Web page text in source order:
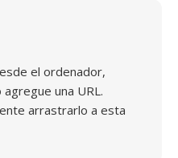
el ordenador,
una URL.
arrastrarlo a esta